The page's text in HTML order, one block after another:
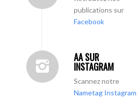
publications sur
Facebook
AA SUR
INSTAGRAM
Scannez notre
Nametag Instagram